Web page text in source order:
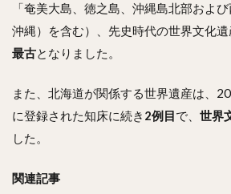
「奄美大島、徳之島、沖縄島北部および
沖縄）を含む）、先史時代の世界文化
最古となりました。
また、北海道が関係する世界遺産は、
に登録された知床に続き 2例目で、 世界
した。
関連記事